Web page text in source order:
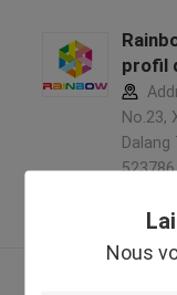
Nous
profil
No.23,
Dalang